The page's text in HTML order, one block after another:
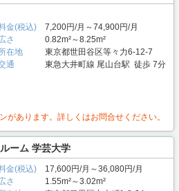
金(税込)
7,200円/月～74,900円/月
さ
0.82m²～8.25m²
在地
東京都世田谷区等々力6-12-7
通
東急大井町線 尾山台駅 徒歩 7分
があります。詳しくはお問合せください。
ーム 学芸大学
金(税込)
17,600円/月～36,080円/月
さ
1.55m²～3.02m²